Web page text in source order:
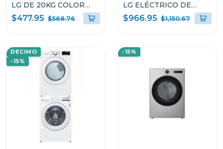
LG DE 20KG COLOR
BLANCO THINQ
DF20WV2EW
$477.95 $568.76
LG ELÉCTRICO DE
20KG WM20/DF20
$966.95 $1,150.67
DECIMO
-15%
-15%